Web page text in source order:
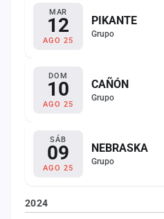
MAR
12
AGO 25
PIKANTE
Grupo
DOM
10
AGO 25
CAÑÓN
Grupo
SÁB
09
AGO 25
NEBRASKA
Grupo
2024